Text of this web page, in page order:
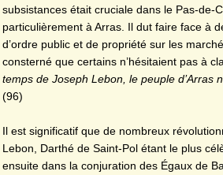
subsistances était cruciale dans le Pas-de-
particulièrement à Arras. Il dut faire face à
d’ordre public et de propriété sur les
consterné que certains n’hésitaient pas à
temps de Joseph Lebon, le peuple d’Arras
(96)
Il est significatif que de nombreux
Lebon, Darthé de Saint-Pol étant le plus
ensuite dans la conjuration des Égaux de